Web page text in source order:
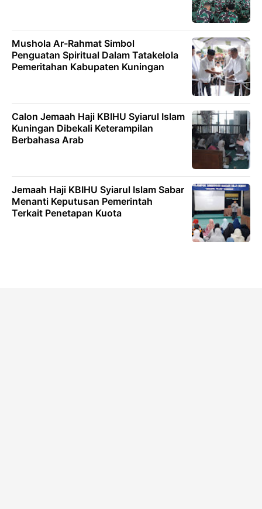
Mushola Ar-Rahmat Simbol
Penguatan Spiritual Dalam Tatakelola
Pemeritahan Kabupaten Kuningan
Calon Jemaah Haji KBIHU Syiarul Islam
Kuningan Dibekali Keterampilan
Berbahasa Arab
Jemaah Haji KBIHU Syiarul Islam Sabar
Menanti Keputusan Pemerintah
Terkait Penetapan Kuota